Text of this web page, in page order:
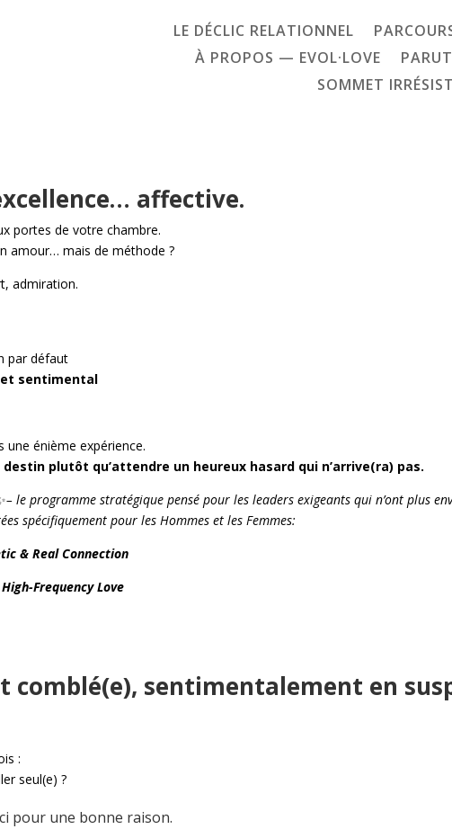
LE DÉCLIC RELATIONNEL
À PROPOS — EVOL·LOVE
SOMMET
affective.
portes de votre chambre.
amour… mais de méthode ?
admiration.
par défaut
sentimental
une énième expérience.
plutôt qu’attendre un heureux hasard qui n’arrive(ra) pas.
– le programme stratégique pensé pour les leaders exigeants qui n’ont plus
spécifiquement pour les Hommes et les Femmes:
& Real Connection
Frequency Love
comblé(e), sentimentalement en
:
seul(e) ?
pour une bonne raison.